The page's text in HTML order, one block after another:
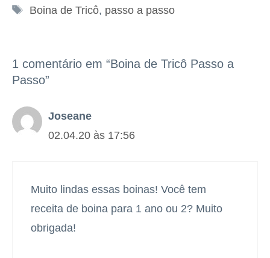
Tags
Boina de Tricô, passo a passo
1 comentário em “Boina de Tricô Passo a
Passo”
Joseane
02.04.20 às 17:56
Muito lindas essas boinas! Você tem
receita de boina para 1 ano ou 2? Muito
obrigada!